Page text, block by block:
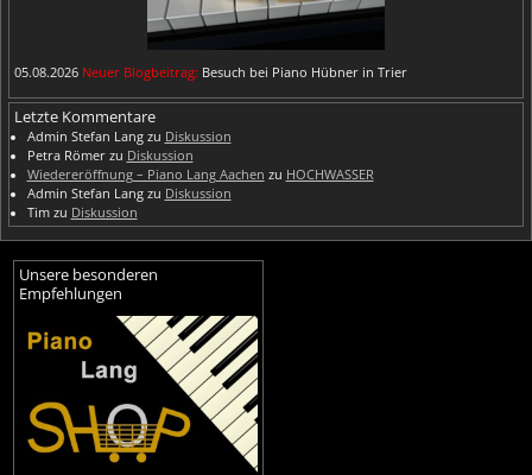
05.08.2026 Neuer Blogbeitrag: Besuch bei Piano Hübner in Trier
Letzte Kommentare
Admin Stefan Langzu Diskussion
Petra Römerzu Diskussion
Wiedereröffnung – Piano Lang Aachen zu HOCHWASSER
Admin Stefan Langzu Diskussion
Timzu Diskussion
Unsere besonderen
Empfehlungen